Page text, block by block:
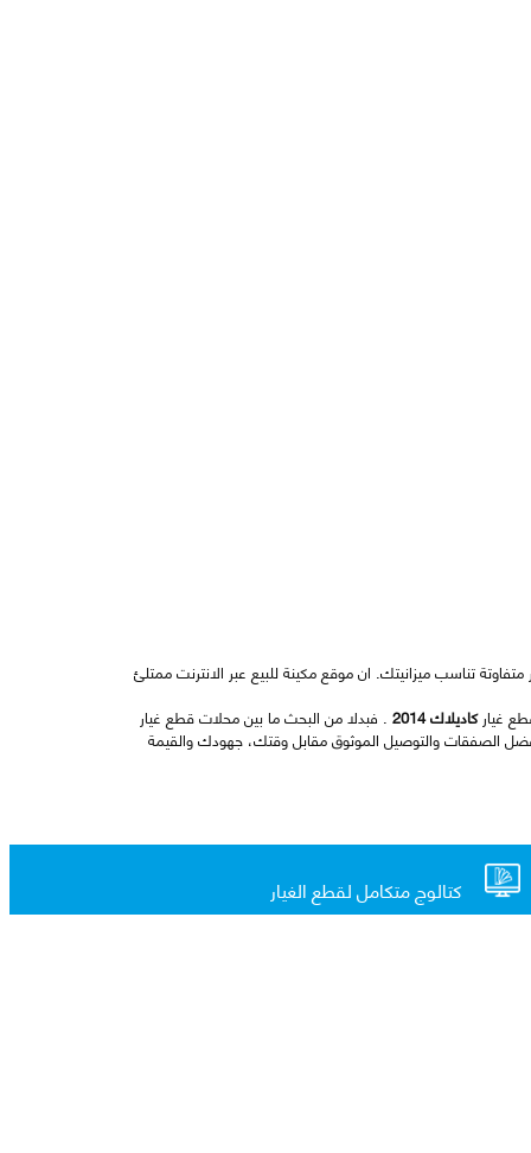
تناسب ميزانيتك. ان موقع مكينة للبيع عبر الانترنت ممتلئ
غياركاديلاك 2014 . فبدلا من البحث ما بين محلات قطع غيار
الصفقات والتوصيل الموثوق مقابل وقتك، جهودك والقيمة
كتالوج متكامل لقطع الغيار